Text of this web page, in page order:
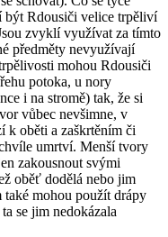
být Rdousiči velice trpěliví
zvyklí využívat za tímto
předměty nevyužívají
mohou Rdousiči
potoka, u nory
i na stromě) tak, že si
vůbec nevšimne, v
k oběti a zaškrtěním či
umrtví. Menší tvory
zakousnout svými
oběť dodělá nebo jim
mohou použít drápy
se jim nedokázala